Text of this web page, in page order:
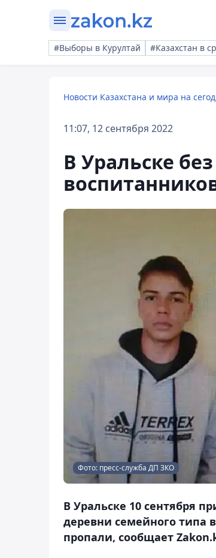
#Выборы в Курултай #Казахстан в
Новости Казахстана и мира на
11:07, 12 сентября 2022
В Уральске
Фото: пресс-служба ДП ЗКО
В Уральске 10 сентября
деревни семейного типа
пропали, сообщает